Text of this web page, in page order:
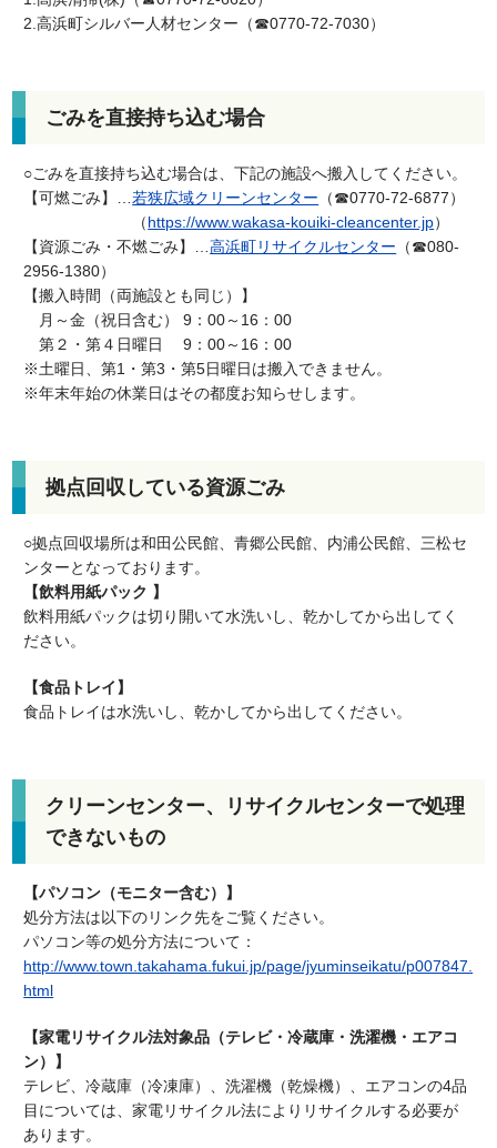
2.高浜町シルバー人材センター（☎0770-72-7030）
ごみを直接持ち込む場合
○ごみを直接持ち込む場合は、下記の施設へ搬入してください。
【可燃ごみ】…若狭広域クリーンセンター （☎0770-72-6877）
（https://www.wakasa-kouiki-cleancenter.jp）
【資源ごみ・不燃ごみ】…高浜町リサイクルセンター （☎080-
2956-1380）
【搬入時間（両施設とも同じ）】
月～金（祝日含む） 9：00～16：00
第２・第４日曜日 9：00～16：00
※土曜日、第1・第3・第5日曜日は搬入できません。
※年末年始の休業日はその都度お知らせします。
拠点回収している資源ごみ
○拠点回収場所は和田公民館、青郷公民館、内浦公民館、三松セ
ンターとなっております。
【飲料用紙パック 】
飲料用紙パックは切り開いて水洗いし、乾かしてから出してく
ださい。
【食品トレイ】
食品トレイは水洗いし、乾かしてから出してください。
クリーンセンター、リサイクルセンターで処理
できないもの
【パソコン（モニター含む）】
処分方法は以下のリンク先をご覧ください。
パソコン等の処分方法について：
http://www.town.takahama.fukui.jp/page/jyuminseikatu/p007847.
html
【家電リサイクル法対象品（テレビ・冷蔵庫・洗濯機・エアコ
ン）】
テレビ、冷蔵庫（冷凍庫）、洗濯機（乾燥機）、エアコンの4品
目については、家電リサイクル法によりリサイクルする必要が
あります。